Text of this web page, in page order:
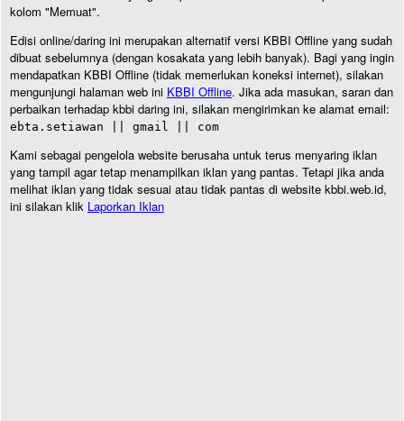
kolom "Memuat".
Edisi online/daring ini merupakan alternatif versi KBBI Offline yang sudah
dibuat sebelumnya (dengan kosakata yang lebih banyak). Bagi yang ingin
mendapatkan KBBI Offline (tidak memerlukan koneksi internet), silakan
mengunjungi halaman web ini KBBI Offline. Jika ada masukan, saran dan
perbaikan terhadap kbbi daring ini, silakan mengirimkan ke alamat email:
ebta.setiawan || gmail || com
Kami sebagai pengelola website berusaha untuk terus menyaring iklan
yang tampil agar tetap menampilkan iklan yang pantas. Tetapi jika anda
melihat iklan yang tidak sesuai atau tidak pantas di website kbbi.web.id,
ini silakan klik Laporkan Iklan